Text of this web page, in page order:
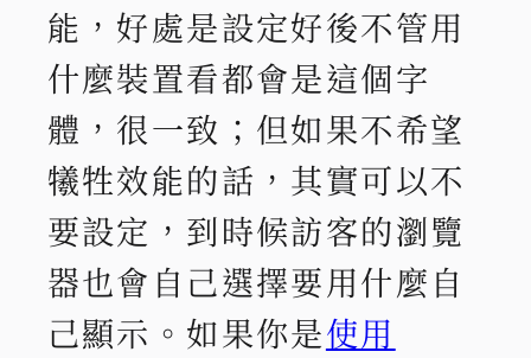
能，好處是設定好後不管用
什麼裝置看都會是這個字
體，很一致；但如果不希望
犧牲效能的話，其實可以不
要設定，到時候訪客的瀏覽
器也會自己選擇要用什麼自
己顯示。如果你是使用